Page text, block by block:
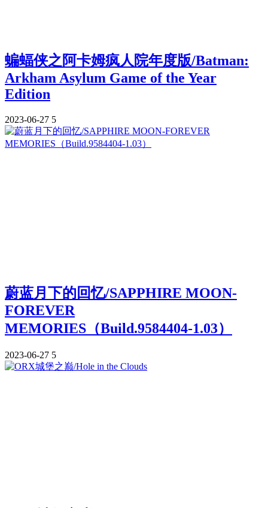
蝙蝠侠之阿卡姆疯人院年度版/Batman:
Arkham Asylum Game of the Year
Edition
2023-06-27 5
蔚蓝月下的回忆/SAPPHIRE MOON-
FOREVER
MEMORIES（Build.9584404-1.03）
2023-06-27 5